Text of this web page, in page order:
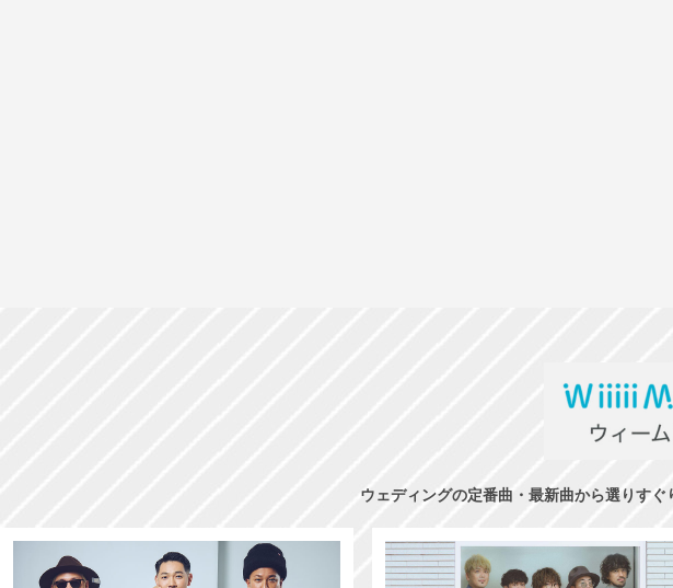
ウェディングの定番曲・最新曲から選りす